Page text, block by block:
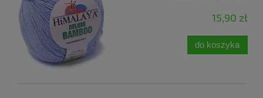
15,90 zł
do koszyka